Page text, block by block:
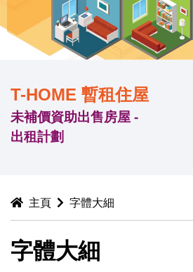
T-HOME 暫租住屋
未補價資助出售房屋 -
出租計劃
主頁 字體大細
字體大細